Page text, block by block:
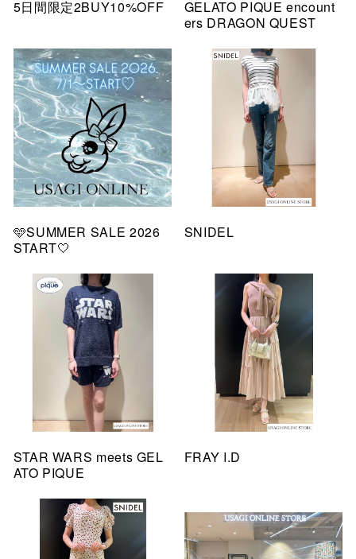
5日間限定2BUY10%OFF
GELATO PIQUE encount
ers DRAGON QUEST
🩵SUMMER SALE 2026
START🤍
SNIDEL
STAR WARS meets GEL
ATO PIQUE
FRAY I.D